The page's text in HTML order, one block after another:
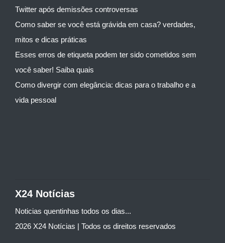
Twitter após demissões controversas
Como saber se você está grávida em casa? verdades,
mitos e dicas práticas
Esses erros de etiqueta podem ter sido cometidos sem
você saber! Saiba quais
Como divergir com elegância: dicas para o trabalho e a
vida pessoal
X24 Notícias
Noticias quentinhas todos os dias...
2026 X24 Notícias | Todos os direitos reservados